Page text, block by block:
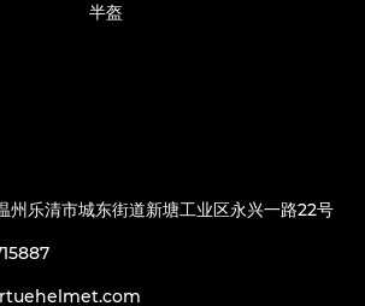
半盔
州乐清市城东街道新塘工业区永兴一路22号